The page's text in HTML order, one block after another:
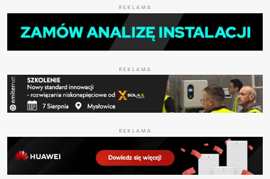
REKLAMA
REKLAMA
REKLAMA